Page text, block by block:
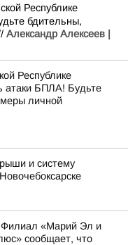
Республике
бдительны,
Александр Алексеев |
Республике
атаки БПЛА! Будьте
личной
и систему
«Марий Эл и
сообщает, что